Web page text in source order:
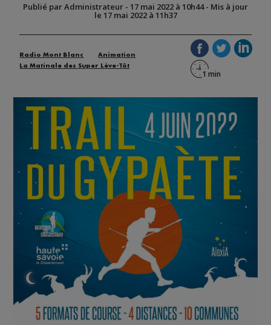
Publié par Administrateur - 17 mai 2022 à 10h44- Mis à jour
le 17 mai 2022 à 11h37
Radio Mont Blanc
Animation
La Matinale des Super Lève-Tôt